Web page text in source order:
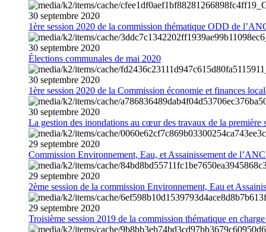
30 septembre 2020
1ère session 2020 de la commission thématique ODD de
30 septembre 2020
Élections communales de mai 2020
30 septembre 2020
1ère session 2020 de la Commission économie et finances
30 septembre 2020
La gestion des inondations au cœur des travaux de la première
29 septembre 2020
Commission Environnement, Eau, et Assainissement de
29 septembre 2020
2ème session de la commission Environnement, Eau et
29 septembre 2020
Troisième session 2019 de la commission thématique en